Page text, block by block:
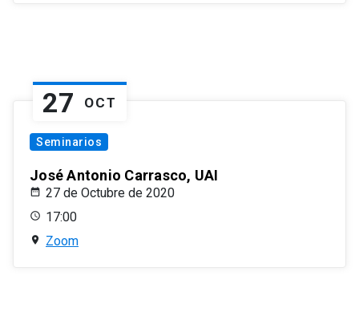
27 OCT
Seminarios
José Antonio Carrasco, UAI
27 de Octubre de 2020
17:00
Zoom